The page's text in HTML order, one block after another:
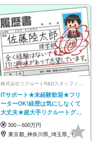
ITサポート★未経験歓迎★フリ
ーターOK!経歴は気にしなくて
大丈夫★超大手リクルートグル
ープの正社員/sg
300～600万円
東京都_神奈川県_埼玉県_千葉県_大阪府…